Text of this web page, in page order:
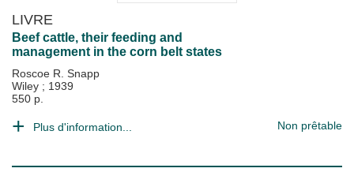
LIVRE
Beef cattle, their feeding and
management in the corn belt states
Roscoe R. Snapp
Wiley ; 1939
550 p.
Plus d'information... Non prêtable